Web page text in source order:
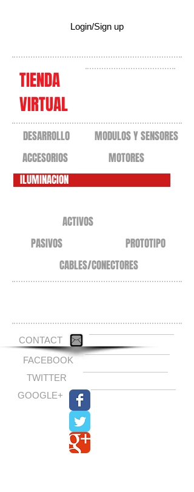
Login/Sign up
TIENDA
VIRTUAL
DESARROLLO
MODULOS Y SENSORES
ACCESORIOS
MOTORES
ILUMINACION
ACTIVOS
PASIVOS
PROTOTIPO
CABLES/CONECTORES
CONTACT
FACEBOOK
TWITTER
GOOGLE+